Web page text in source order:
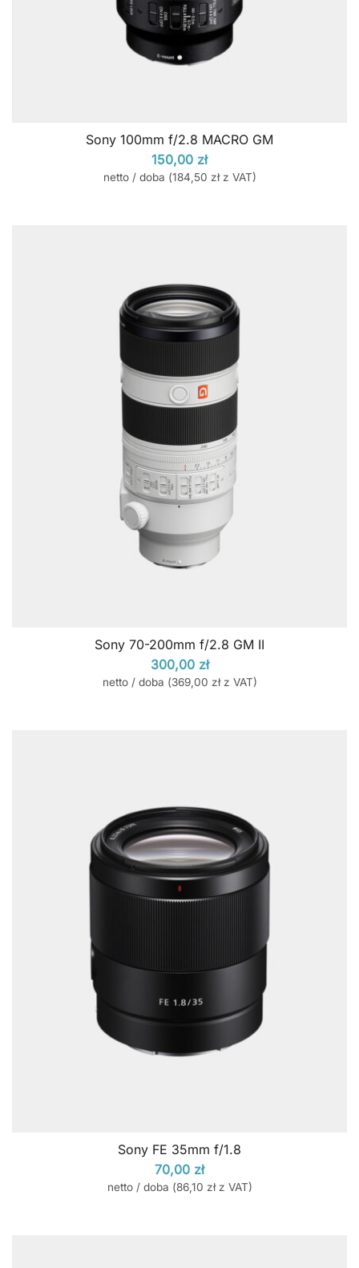
Sony 100mm f/2.8 MACRO GM
150,00 zł
netto / doba (184,50 złz VAT)
Sony 70-200mm f/2.8 GM II
300,00 zł
netto / doba (369,00 złz VAT)
Sony FE 35mm f/1.8
70,00 zł
netto / doba (86,10 złz VAT)